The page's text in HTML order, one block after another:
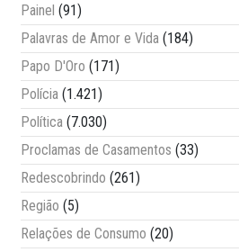
Painel (91)
Palavras de Amor e Vida (184)
Papo D'Oro (171)
Polícia (1.421)
Política (7.030)
Proclamas de Casamentos (33)
Redescobrindo (261)
Região (5)
Relações de Consumo (20)